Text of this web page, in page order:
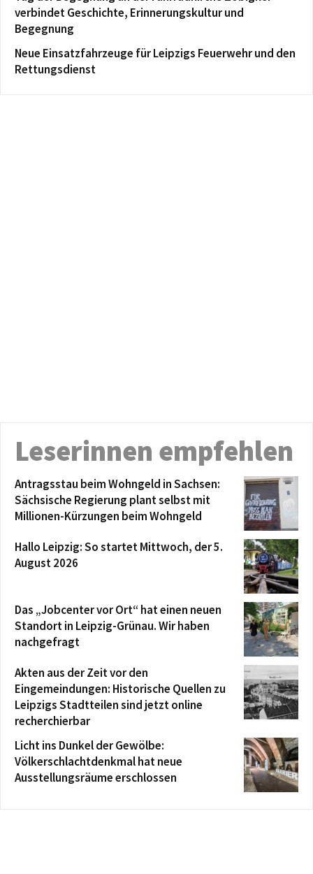
verbindet Geschichte, Erinnerungskultur und
Begegnung
Neue Einsatzfahrzeuge für Leipzigs Feuerwehr und den
Rettungsdienst
Leserinnen empfehlen
Antragsstau beim Wohngeld in Sachsen:
Sächsische Regierung plant selbst mit
Millionen-Kürzungen beim Wohngeld
Hallo Leipzig: So startet Mittwoch, der 5.
August 2026
Das „Jobcenter vor Ort“ hat einen neuen
Standort in Leipzig-Grünau. Wir haben
nachgefragt
Akten aus der Zeit vor den
Eingemeindungen: Historische Quellen zu
Leipzigs Stadtteilen sind jetzt online
recherchierbar
Licht ins Dunkel der Gewölbe:
Völkerschlachtdenkmal hat neue
Ausstellungsräume erschlossen